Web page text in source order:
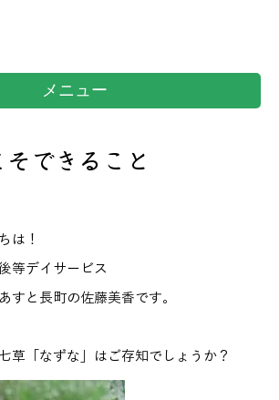
メニュー
できること
は！
等デイサービス
すと長町の佐藤美香です。
草「なずな」はご存知でしょうか？